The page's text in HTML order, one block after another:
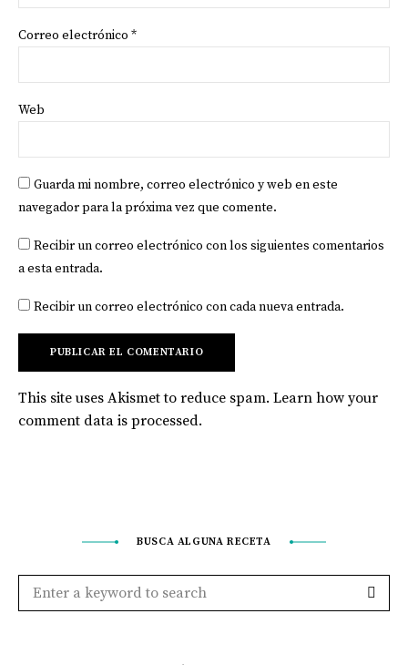
Correo electrónico *
Web
Guarda mi nombre, correo electrónico y web en este
navegador para la próxima vez que comente.
Recibir un correo electrónico con los siguientes comentarios
a esta entrada.
Recibir un correo electrónico con cada nueva entrada.
This site uses Akismet to reduce spam. Learn how your
comment data is processed.
BUSCA ALGUNA RECETA